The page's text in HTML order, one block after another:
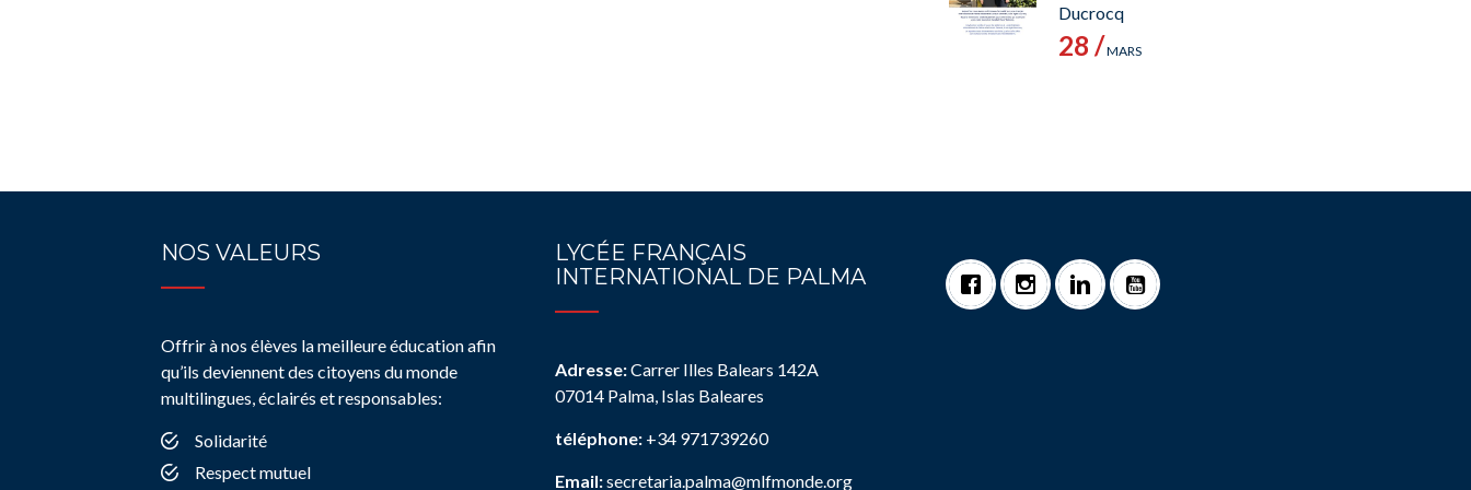
Ducrocq
28 /MARS
NOS VALEURS
Offrir à nos élèves la meilleure éducation afin
qu’ils deviennent des citoyens du monde
multilingues, éclairés et responsables:
Solidarité
Respect mutuel
LYCÉE FRANÇAIS
INTERNATIONAL DE PALMA
Adresse:Carrer Illes Balears 142A
07014 Palma, Islas Baleares
téléphone: +34 971739260
Email:secretaria.palma@mlfmonde.org